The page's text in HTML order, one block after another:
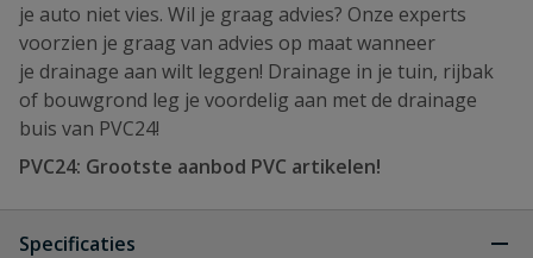
je auto niet vies. Wil je graag advies? Onze experts
voorzien je graag van advies op maat wanneer
je drainage aan wilt leggen! Drainage in je tuin, rijbak
of bouwgrond leg je voordelig aan met de drainage
buis van PVC24!
PVC24: Grootste aanbod PVC artikelen!
Specificaties